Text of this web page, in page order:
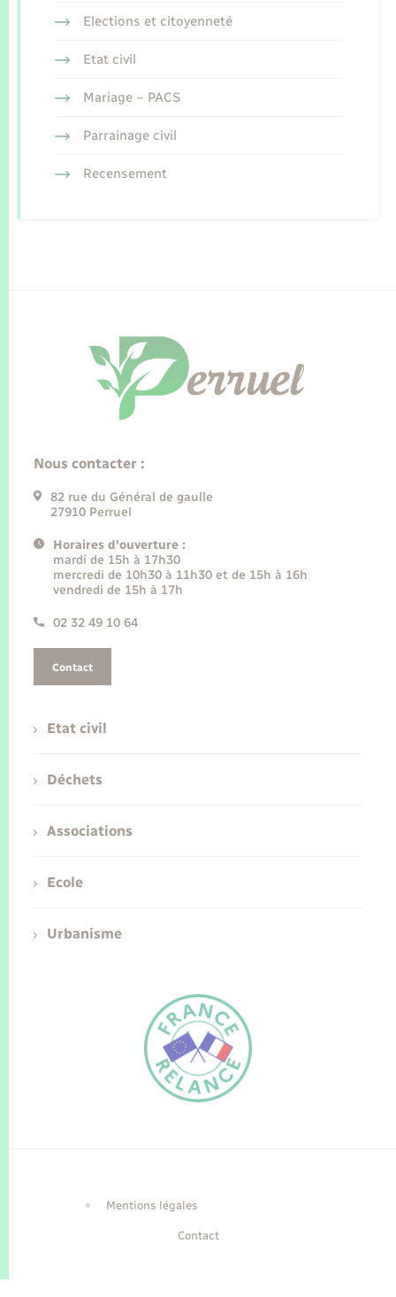
Elections et citoyenneté
Etat civil
Mariage – PACS
Parrainage civil
Recensement
Nous contacter :
82 rue du Général de gaulle
27910 Perruel
Horaires d'ouverture :
mardi de 15h à 17h30
mercredi de 10h30 à 11h30 et de 15h à 16h
vendredi de 15h à 17h
02 32 49 10 64
Contact
Etat civil
Déchets
Associations
Ecole
Urbanisme
Mentions légales
Contact